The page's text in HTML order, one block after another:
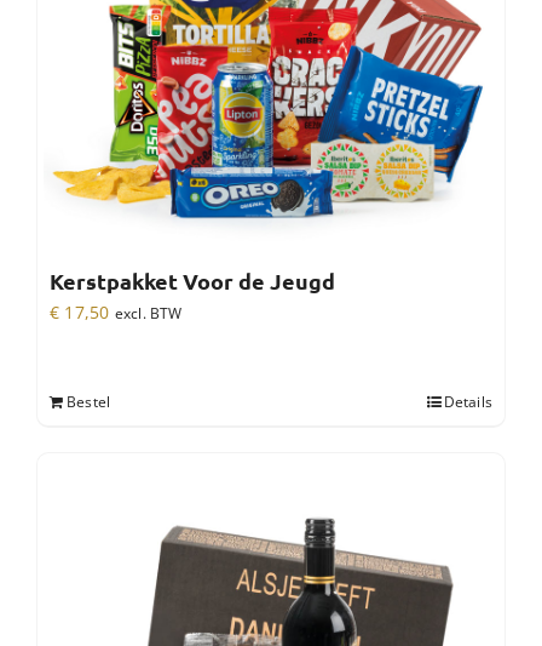
Kerstpakket Voor de Jeugd
€ 17,50 excl. BTW
Bestel Details